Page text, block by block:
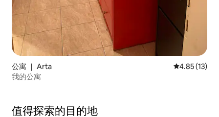
公寓 ｜ Arta 平均评分
4.85 (13)
我的公寓
值得探索的目的地